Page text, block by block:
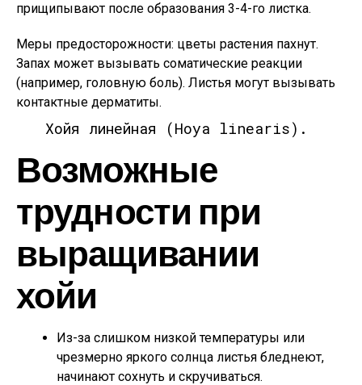
прищипывают после образования 3-4-го листка.
Меры предосторожности: цветы растения пахнут.
Запах может вызывать соматические реакции
(например, головную боль). Листья могут вызывать
контактные дерматиты.
Хойя линейная (Hoya linearis).
Возможные
трудности при
выращивании
хойи
Из-за слишком низкой температуры или
чрезмерно яркого солнца листья бледнеют,
начинают сохнуть и скручиваться.